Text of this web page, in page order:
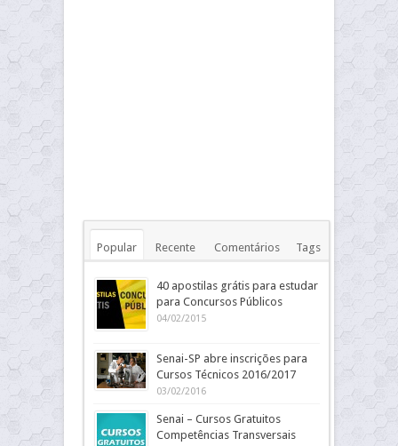
Popular Recente Comentários Tags
40 apostilas grátis para estudar
para Concursos Públicos
04/02/2015
Senai-SP abre inscrições para
Cursos Técnicos 2016/2017
03/02/2016
Senai – Cursos Gratuitos
Competências Transversais